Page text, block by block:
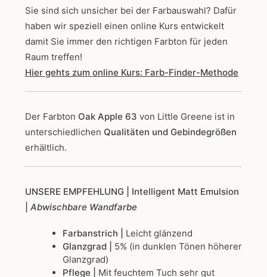
Sie sind sich unsicher bei der Farbauswahl? Dafür
haben wir speziell einen online Kurs entwickelt
damit Sie immer den richtigen Farbton für jeden
Raum treffen!
Hier gehts zum online Kurs: Farb-Finder-Methode
Der Farbton Oak Apple 63 von Little Greene ist in
unterschiedlichen Qualitäten und Gebindegrößen
erhältlich.
UNSERE EMPFEHLUNG
| Intelligent Matt Emulsion
Abwischbare Wandfarbe
Farbanstrich | Leicht glänzend
Glanzgrad | 5% (in dunklen Tönen höherer
Glanzgrad)
Pflege | Mit feuchtem Tuch sehr gut